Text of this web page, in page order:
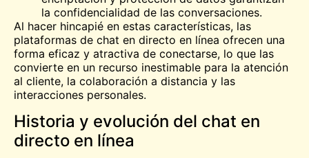
la confidencialidad de las conversaciones.
Al hacer hincapié en estas características, las
plataformas de chat en directo en línea ofrecen una
forma eficaz y atractiva de conectarse, lo que las
convierte en un recurso inestimable para la atención
al cliente, la colaboración a distancia y las
interacciones personales.
Historia y evolución del chat en
directo en línea